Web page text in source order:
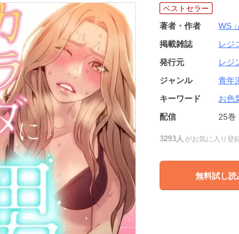
ベストセラー
著者・作者 WS
掲載雑誌
レジ
発行元
レジ
ジャンル
青年
キーワード
お色
配信
25巻
3293人 がお気に入り登
無料試し読